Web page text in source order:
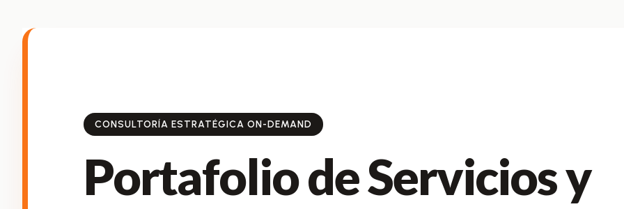
CONSULTORÍA ESTRATÉGICA ON-DEMAND
Portafolio de Servicios y
EXPERTO EN RRHH